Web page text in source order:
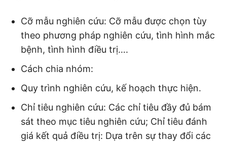
Cỡ mẫu nghiên cứu: Cỡ mẫu được chọn tùy
theo phương pháp nghiên cứu, tình hình mắc
bệnh, tình hình điều trị….
Cách chia nhóm:
Quy trình nghiên cứu, kế hoạch thực hiện.
Chỉ tiêu nghiên cứu: Các chỉ tiêu đầy đủ bám
sát theo mục tiêu nghiên cứu; Chỉ tiêu đánh
giá kết quả điều trị: Dựa trên sự thay đổi các